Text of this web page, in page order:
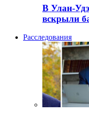
В Улан-
вскрыли
Расследования